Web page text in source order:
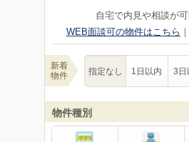
自宅で内見や相談が可
WEB面談可の物件はこちら ｜
新着
物件
指定なし 1日以内 3日
物件種別